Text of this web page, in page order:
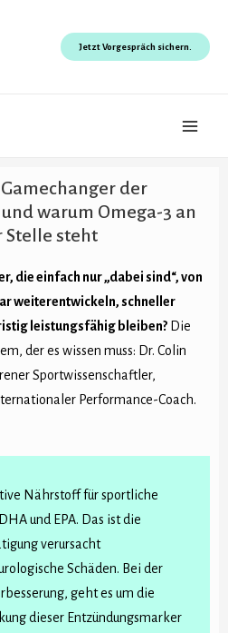
Jetzt Vorgespräch sichern.
der
warum Omega-3 an
Stelle steht
die einfach nur „dabei sind“, von
weiterentwickeln, schneller
leistungsfähig bleiben? Die
der es wissen muss: Dr. Colin
Sportwissenschaftler,
Performance-Coach.
Nährstoff für sportliche
und EPA. Das ist die
verursacht
Schäden. Bei der
geht es um die
dieser Entzündungsmarker